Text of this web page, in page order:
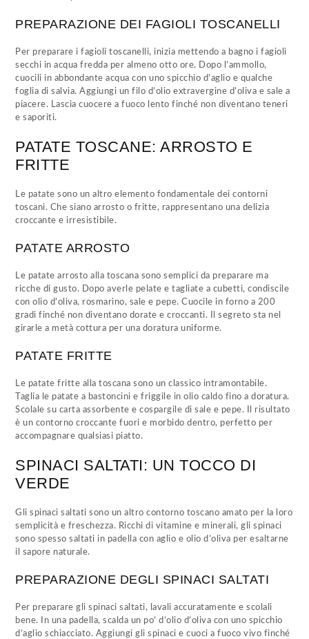
PREPARAZIONE DEI FAGIOLI TOSCANELLI
Per preparare i fagioli toscanelli, inizia mettendo a bagno i fagioli
secchi in acqua fredda per almeno otto ore. Dopo l’ammollo,
cuocili in abbondante acqua con uno spicchio d’aglio e qualche
foglia di salvia. Aggiungi un filo d’olio extravergine d’oliva e sale a
piacere. Lascia cuocere a fuoco lento finché non diventano teneri
e saporiti.
PATATE TOSCANE: ARROSTO E
FRITTE
Le patate sono un altro elemento fondamentale dei contorni
toscani. Che siano arrosto o fritte, rappresentano una delizia
croccante e irresistibile.
PATATE ARROSTO
Le patate arrosto alla toscana sono semplici da preparare ma
ricche di gusto. Dopo averle pelate e tagliate a cubetti, condiscile
con olio d’oliva, rosmarino, sale e pepe. Cuocile in forno a 200
gradi finché non diventano dorate e croccanti. Il segreto sta nel
girarle a metà cottura per una doratura uniforme.
PATATE FRITTE
Le patate fritte alla toscana sono un classico intramontabile.
Taglia le patate a bastoncini e friggile in olio caldo fino a doratura.
Scolale su carta assorbente e cospargile di sale e pepe. Il risultato
è un contorno croccante fuori e morbido dentro, perfetto per
accompagnare qualsiasi piatto.
SPINACI SALTATI: UN TOCCO DI
VERDE
Gli spinaci saltati sono un altro contorno toscano amato per la loro
semplicità e freschezza. Ricchi di vitamine e minerali, gli spinaci
sono spesso saltati in padella con aglio e olio d’oliva per esaltarne
il sapore naturale.
PREPARAZIONE DEGLI SPINACI SALTATI
Per preparare gli spinaci saltati, lavali accuratamente e scolali
bene. In una padella, scalda un po’ d’olio d’oliva con uno spicchio
d’aglio schiacciato. Aggiungi gli spinaci e cuoci a fuoco vivo finché